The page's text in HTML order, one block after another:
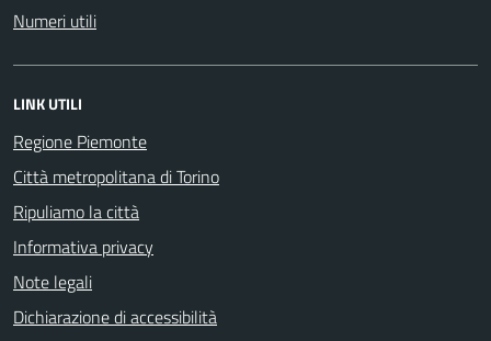
Numeri utili
LINK UTILI
Regione Piemonte
Città metropolitana di Torino
Ripuliamo la città
Informativa privacy
Note legali
Dichiarazione di accessibilità